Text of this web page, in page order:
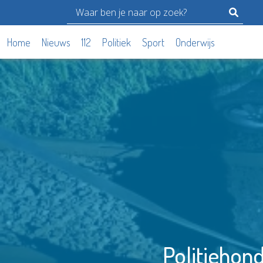
Home Nieuws 112 Politiek Sport Onderwijs